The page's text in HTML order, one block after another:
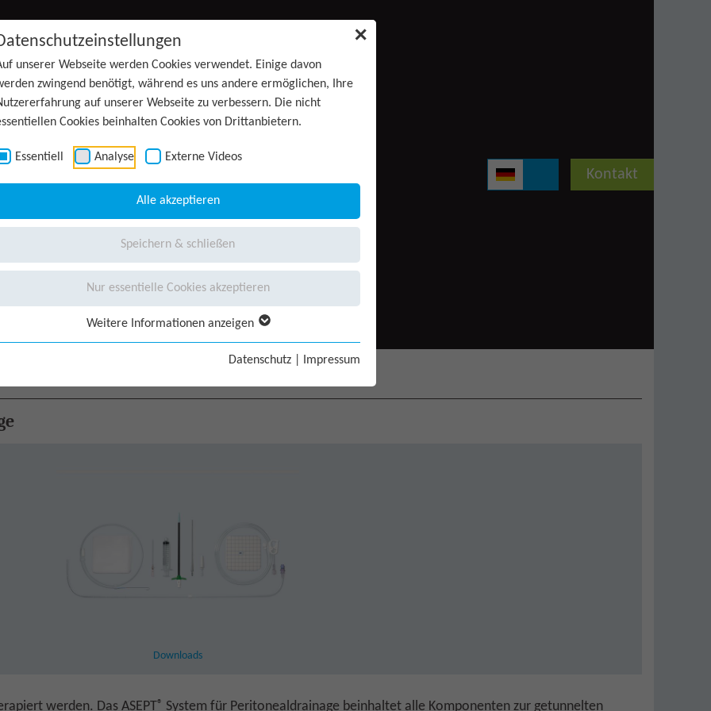
✕
unserer Webseite werden Cookies verwendet. Einige davon
zwingend benötigt, während es uns andere ermöglichen, Ihre
auf unserer Webseite zu verbessern. Die nicht
Cookies beinhalten Cookies von Drittanbietern.
Essentiell Analyse Externe Videos
Alle akzeptieren
Speichern & schließen
Nur essentielle Cookies akzeptieren
Weitere Informationen anzeigen
Datenschutz Impressum
Kontakt
Downloads
werden. Das ASEPT® System für Peritonealdrainage beinhaltet alle Komponenten zur getunnelten